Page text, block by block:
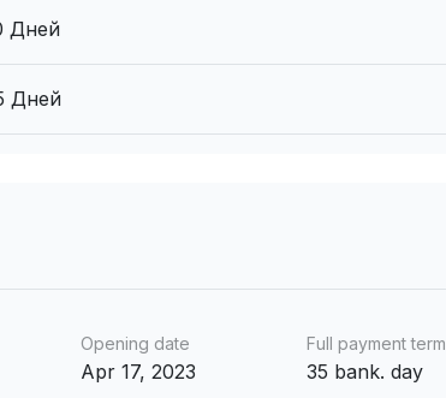
Дней
Дней
Opening date
Apr 17, 2023
Full payment term
35 bank. day